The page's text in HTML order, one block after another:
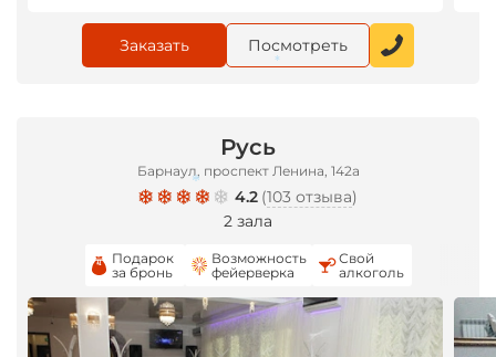
Заказать Посмотреть
Русь
Барнаул, проспект Ленина, 142а
4.2 (103 отзыва)
2 зала
Подарок
за бронь
Возможность
фейерверка
Свой
алкоголь
*
*